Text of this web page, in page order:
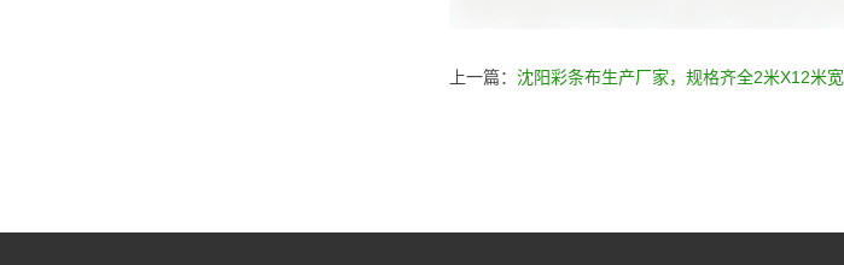
上一篇： 沈阳彩条布生产厂家，规格齐全2米X12米宽